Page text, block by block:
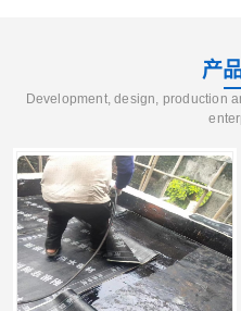
产
Development, design, production